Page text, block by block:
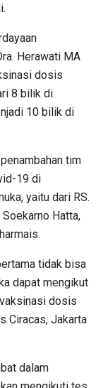
Herawati MA
dosis
8 bilik di
10 bilik di
tim
19 di
yaitu dari RS.
Hatta,
tidak bisa
dapat mengikut
dosis
Ciracas, Jakarta
dalam